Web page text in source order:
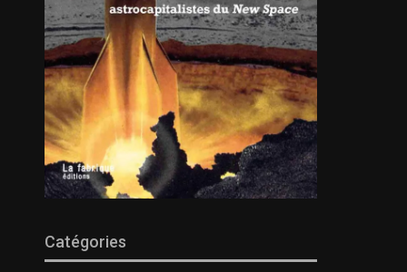
Catégories